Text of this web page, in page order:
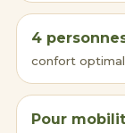
4
confort
Pour